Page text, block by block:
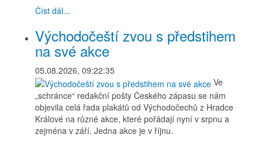
Číst dál...
Východočeští zvou s předstihem
na své akce
05.08.2026, 09:22:35
Ve
„schránce“ redakční pošty Českého zápasu se nám
objevila celá řada plakátů od Východočechů z Hradce
Králové na různé akce, které pořádají nyní v srpnu a
zejména v září. Jedna akce je v říjnu.